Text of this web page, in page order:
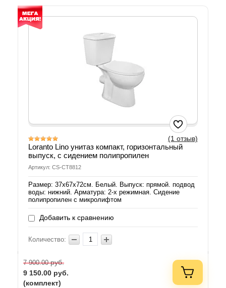
(1 отзыв)
Loranto Lino унитаз компакт, горизонтальный
выпуск, с сидением полипропилен
Артикул: CS-CT8812
Размер: 37х67х72см. Белый. Выпуск: прямой. подвод
воды: нижний. Арматура: 2-х режимная. Сидение
полипропилен с микролифтом
Добавить к сравнению
Количество:
7 900.00руб.
9 150.00 руб.
(комплект)